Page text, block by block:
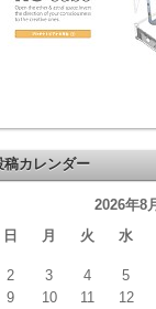
稿カレンダー
2026年8月
日
月 火 水
2
3 4 5
9
10 11 12